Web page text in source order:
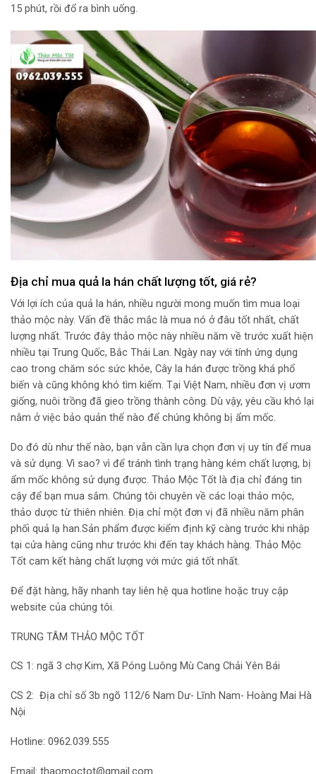
15 phút, rồi đổ ra bình uống.
Địa chỉ mua quả la hán chất lượng tốt, giá rẻ?
Với lợi ích của quả la hán, nhiều người mong muốn tìm mua loại
thảo mộc này. Vấn đề thắc mắc là mua nó ở đâu tốt nhất, chất
lượng nhất. Trước đây thảo mộc này nhiều năm về trước xuất hiện
nhiều tại Trung Quốc, Bắc Thái Lan. Ngày nay với tính ứng dụng
cao trong chăm sóc sức khỏe, Cây la hán được trồng khá phổ
biến và cũng không khó tìm kiếm. Tại Việt Nam, nhiều đơn vị ươm
giống, nuôi trồng đã gieo trồng thành công. Dù vậy, yêu cầu khó lại
nằm ở việc bảo quản thế nào để chúng không bị ẩm mốc.
Do đó dù như thế nào, bạn vẫn cần lựa chọn đơn vị uy tín để mua
và sử dụng. Vì sao? vì để tránh tình trạng hàng kém chất lượng, bị
ẩm mốc không sử dụng được. Thảo Mộc Tốt là địa chỉ đáng tin
cậy để bạn mua sắm. Chúng tôi chuyên về các loại thảo mộc,
thảo dược từ thiên nhiên. Địa chỉ một đơn vị đã nhiều năm phân
phối quả lạ han.Sản phẩm được kiểm định kỹ càng trước khi nhập
tại cửa hàng cũng như trước khi đến tay khách hàng. Thảo Mộc
Tốt cam kết hàng chất lượng với mức giá tốt nhất.
Để đặt hàng, hãy nhanh tay liên hệ qua hotline hoặc truy cập
website của chúng tôi.
TRUNG TÂM THẢO MỘC TỐT
CS 1: ngã 3 chợ Kim, Xã Póng Luông Mù Cang Chải Yên Bái
CS 2: Địa chỉ số 3b ngõ 112/6 Nam Dư- Lĩnh Nam- Hoàng Mai Hà
Nội
Hotline: 0962.039.555
Email: thaomoctot@gmail.com